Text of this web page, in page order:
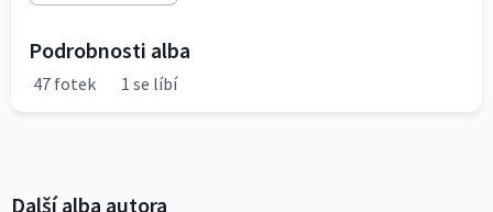
Podrobnosti alba
47 fotek 1 se líbí
Další alba autora